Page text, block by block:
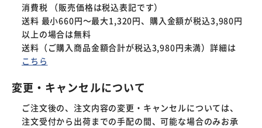
消費税 （販売価格は税込表記です）
送料 最小660円～最大1,320円、購入金額が税込3,980円
以上の場合は無料
送料（ご購入商品金額合計が税込3,980円未満）詳細は
こちら
変更・キャンセルについて
ご注文後の、注文内容の変更・キャンセルについては、
注文受付から出荷までの手配の間、可能な場合のみお承